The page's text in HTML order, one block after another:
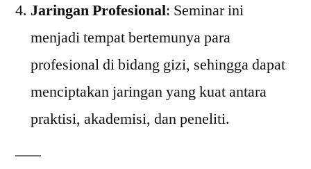
Jaringan Profesional: Seminar ini
menjadi tempat bertemunya para
profesional di bidang gizi, sehingga dapat
menciptakan jaringan yang kuat antara
praktisi, akademisi, dan peneliti.